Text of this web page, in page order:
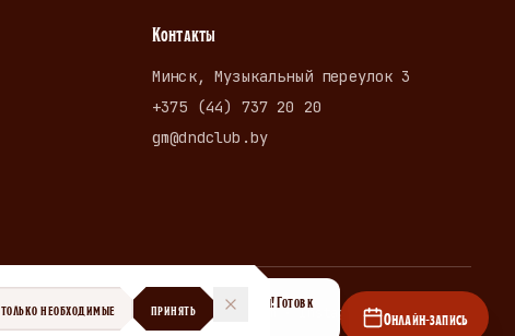
Контакты
Минск, Музыкальный переулок 3
+375 (44) 737 20 20
gm@dndclub.by
Telegram · Instagram · dndclub.by
Эй, искатель приключений! Готов к
новому квесту? ⚔️
Онлайн-запись
ТОЛЬКО НЕОБХОДИМЫЕ ПРИНЯТЬ